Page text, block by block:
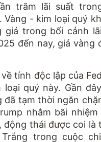
trăm lãi suất
Vàng - kim loại quý
giá trong bối cảnh
đến nay, giá vàng
tính độc lập của
quý này. Gần
đã tạm thời ngăn
nhằm bãi
động thái được coi là
trong cuộc